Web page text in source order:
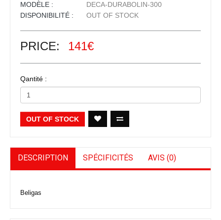
MODÈLE :
DECA-DURABOLIN-300
DISPONIBILITÉ :
OUT OF STOCK
PRICE: 141€
Qantité :
OUT OF STOCK
DESCRIPTION SPÉCIFICITÉS AVIS (0)
Beligas